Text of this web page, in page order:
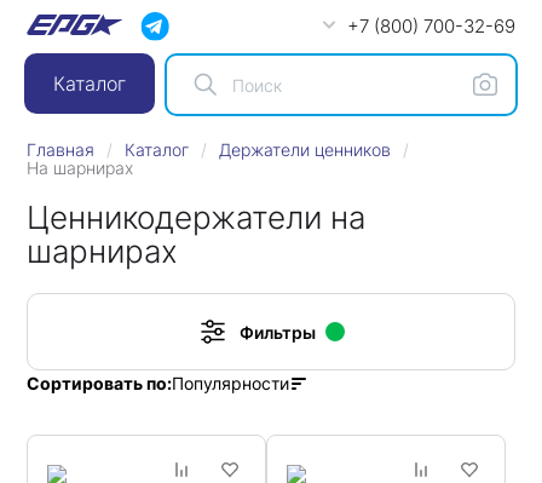
+7 (800) 700-32-69
Каталог
Главная Каталог
Держатели ценников
На шарнирах
Ценникодержатели на
шарнирах
Сортировать по:Популярности
Фильтры